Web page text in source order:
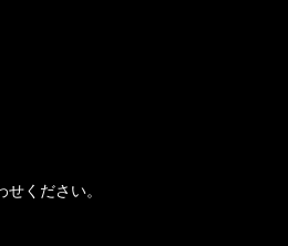
ください。